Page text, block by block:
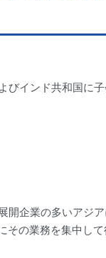
インド共和国に子
企業の多いアジ
その業務を集中し